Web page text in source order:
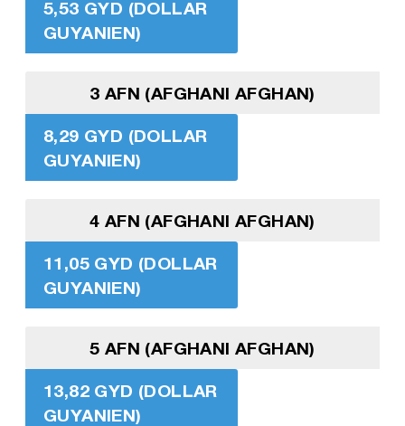
5,53 GYD (DOLLAR
GUYANIEN)
3 AFN (AFGHANI AFGHAN)
8,29 GYD (DOLLAR
GUYANIEN)
4 AFN (AFGHANI AFGHAN)
11,05 GYD (DOLLAR
GUYANIEN)
5 AFN (AFGHANI AFGHAN)
13,82 GYD (DOLLAR
GUYANIEN)